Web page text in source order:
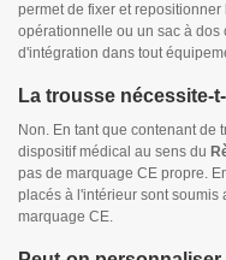
permet de fixer et
opérationnelle ou un sac à dos
d'intégration dans tout
La trousse nécessite-
Non. En tant que contenant de
dispositif médical au sens du
pas de marquage CE propre.
placés à l'intérieur sont soumis
marquage CE.